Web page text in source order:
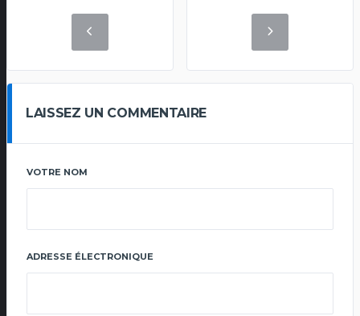
LAISSEZ UN COMMENTAIRE
VOTRE NOM
ADRESSE ÉLECTRONIQUE